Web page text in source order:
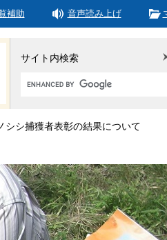
補助 音声読み上げ
サイト内検索
Google
タ
ム
索
シシ捕獲者表彰の結果について